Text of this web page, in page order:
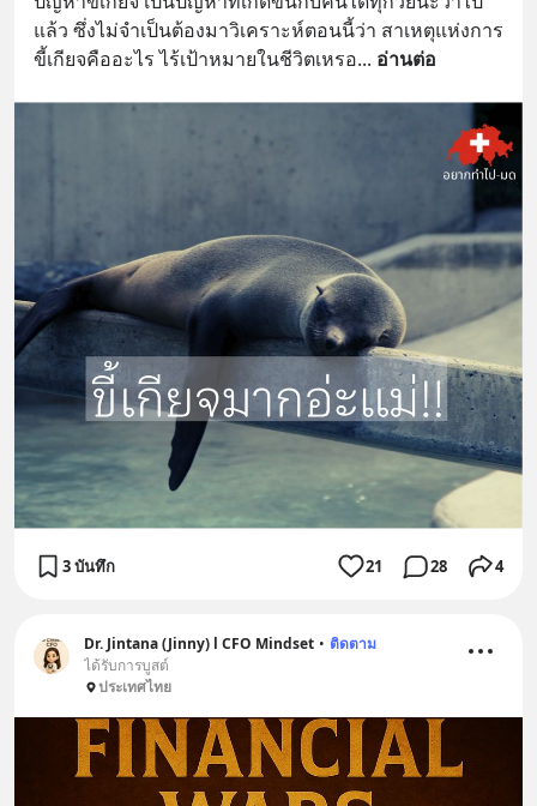
แล้ว ซึ่งไม่จำเป็นต้องมาวิเคราะห์ตอนนี้ว่า สาเหตุแห่งการ
ขี้เกียจคืออะไร ไร้เป้าหมายในชีวิตเหรอ... อ่านต่อ
3 บันทึก 21 28 4
Dr. Jintana (Jinny) l CFO Mindset • ติดตาม
ได้รับการบูสต์
ประเทศไทย